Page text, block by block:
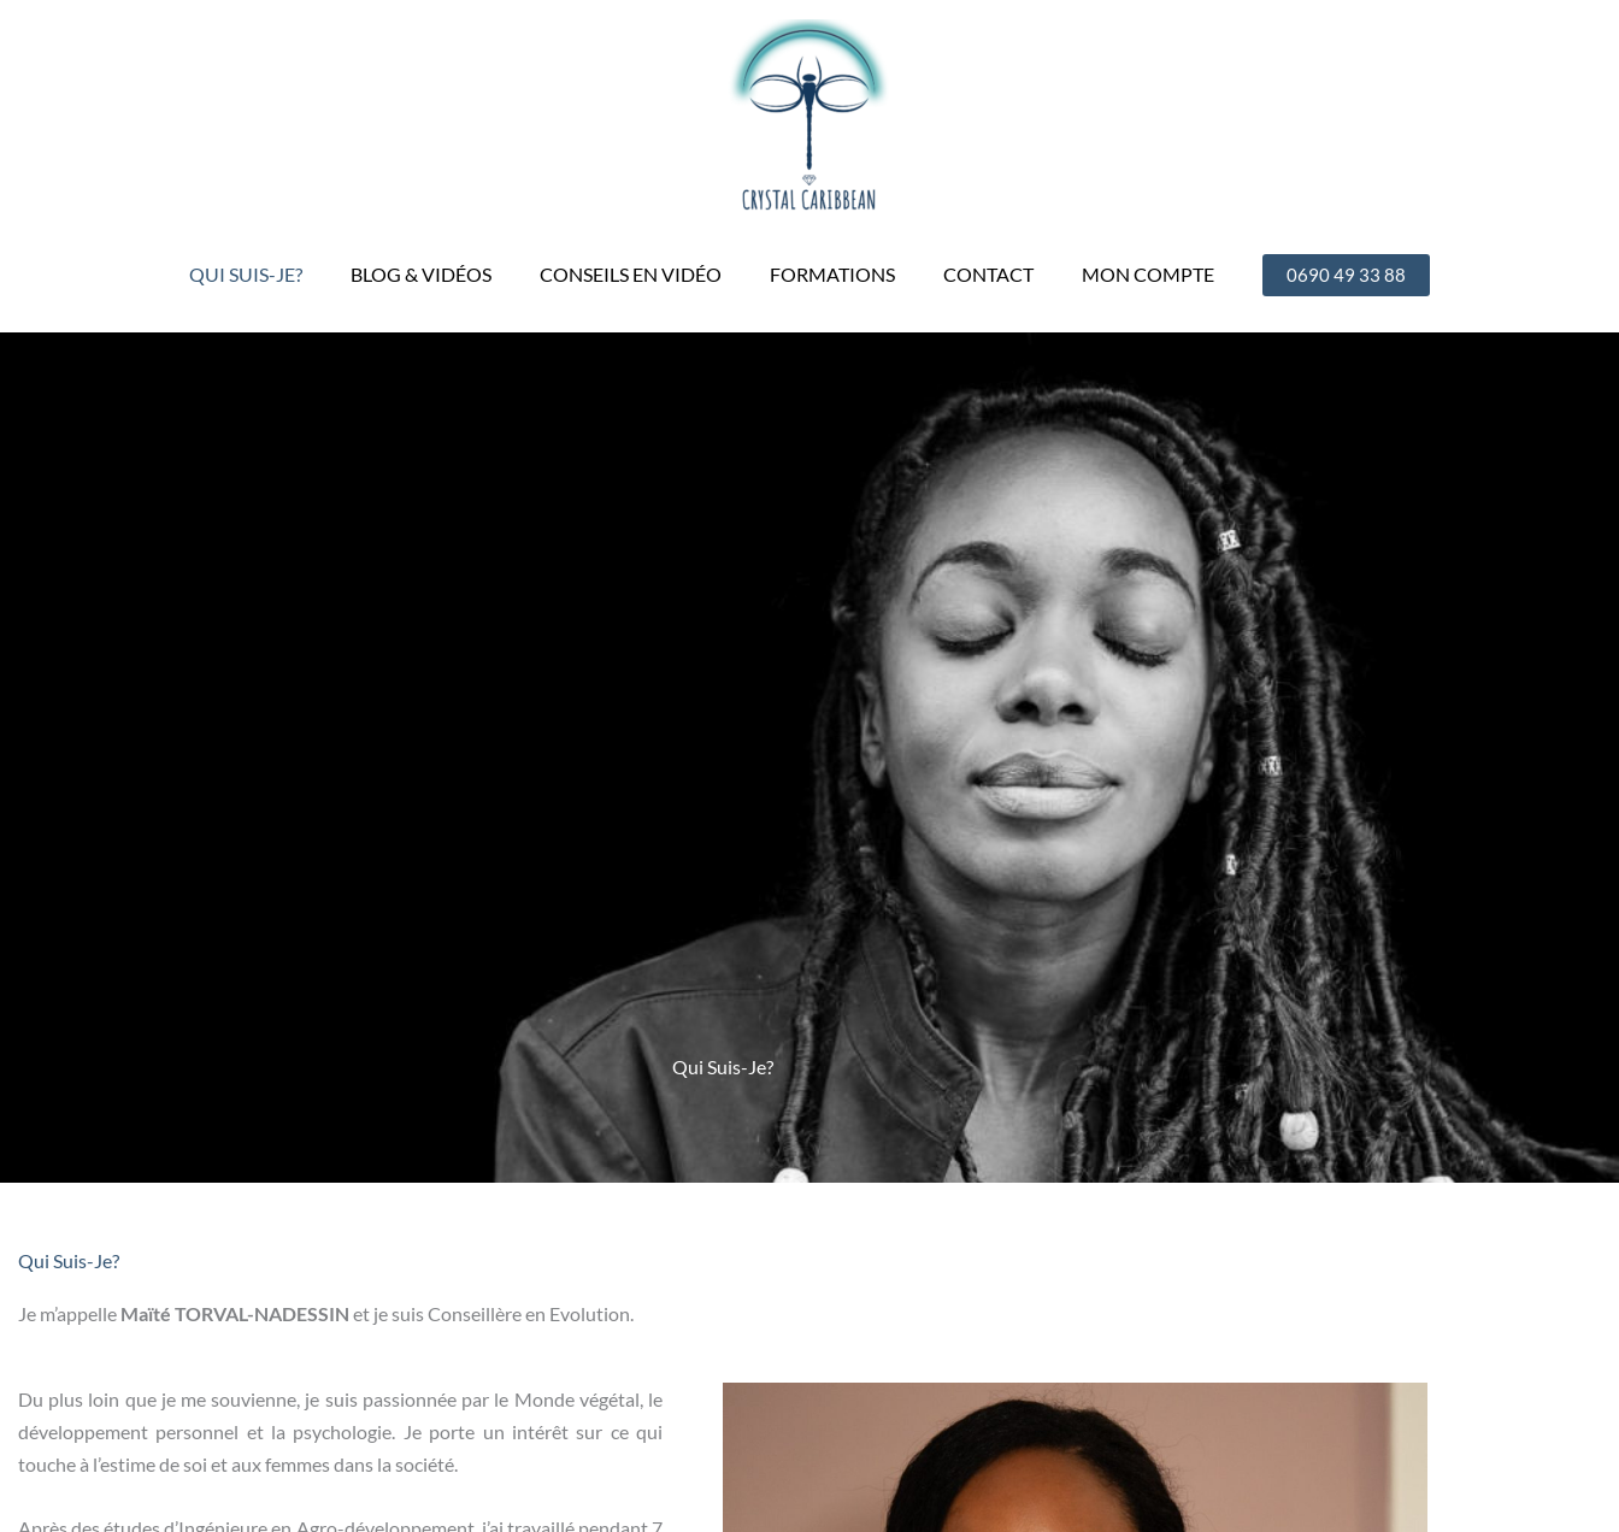
QUI SUIS-JE? BLOG & VIDÉOS CONSEILS EN VIDÉO FORMATIONS CONTACT MON COMPTE 0690 49 33 88
Qui Suis-Je?
Qui Suis-Je?
Je m’appelle Maïté TORVAL-NADESSIN et je suis Conseillère en Evolution.
Du plus loin que je me souvienne, je suis passionnée par le Monde végétal, le
développement personnel et la psychologie. Je porte un intérêt sur ce qui
touche à l’estime de soi et auxfemmes dans la société.